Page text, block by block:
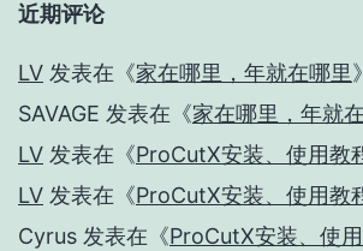
近期评论
LV 发表在《家在哪里，年就在哪里》
SAVAGE 发表在《家在哪里，年就
LV 发表在《ProCutX安装、使用教
LV 发表在《ProCutX安装、使用教
Cyrus 发表在《ProCutX安装、使